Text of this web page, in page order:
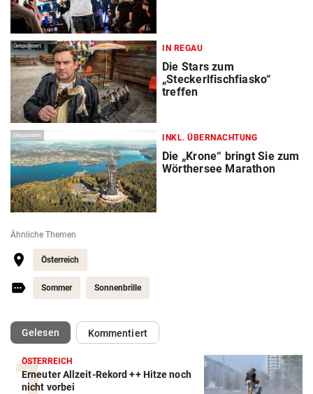
Gesponsert IN REGAU
Die Stars zum
„Steckerlfischfiasko“
treffen
Gesponsert INKL. ÜBERNACHTUNG
Die „Krone“ bringt Sie zum
Wörthersee Marathon
Ähnliche Themen
Österreich
Sommer Sonnenbrille
Gelesen(ausgewählt)Kommentiert
ÖSTERREICH
Erneuter Allzeit-Rekord ++ Hitze noch
nicht vorbei